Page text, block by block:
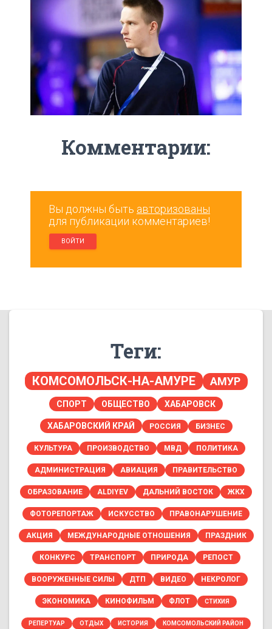
Комментарии:
Вы должны быть авторизованы
для публикации комментариев!
ВОЙТИ
Теги:
КОМСОМОЛЬСК-НА-АМУРЕ АМУР
СПОРТ ОБЩЕСТВО ХАБАРОВСК
ХАБАРОВСКИЙ КРАЙ РОССИЯ БИЗНЕС
КУЛЬТУРА ПРОИЗВОДСТВО МВД ПОЛИТИКА
АДМИНИСТРАЦИЯ АВИАЦИЯ ПРАВИТЕЛЬСТВО
ОБРАЗОВАНИЕ ALDIYEV ДАЛЬНИЙ ВОСТОК ЖКХ
ФОТОРЕПОРТАЖ ИСКУССТВО ПРАВОНАРУШЕНИЕ
АКЦИЯ МЕЖДУНАРОДНЫЕ ОТНОШЕНИЯ ПРАЗДНИК
КОНКУРС ТРАНСПОРТ ПРИРОДА РЕПОСТ
ВООРУЖЕННЫЕ СИЛЫ ДТП ВИДЕО НЕКРОЛОГ
ЭКОНОМИКА КИНОФИЛЬМ ФЛОТ СТИХИЯ
РЕПЕРТУАР ОТДЫХ ИСТОРИЯ КОМСОМОЛЬСКИЙ РАЙОН